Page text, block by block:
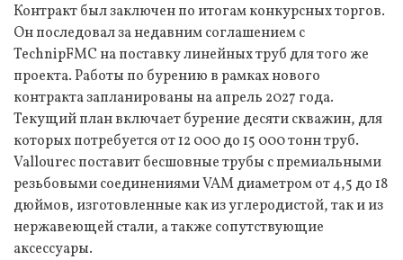
Контракт был заключен по итогам конкурсных торгов.
Он последовал за недавним соглашением с
TechnipFMC на поставку линейных труб для того же
проекта. Работы по бурению в рамках нового
контракта запланированы на апрель 2027 года.
Текущий план включает бурение десяти скважин, для
которых потребуется от 12 000 до 15 000 тонн труб.
Vallourec поставит бесшовные трубы с премиальными
резьбовыми соединениями VAM диаметром от 4,5 до 18
дюймов, изготовленные как из углеродистой, так и из
нержавеющей стали, а также сопутствующие
аксессуары.